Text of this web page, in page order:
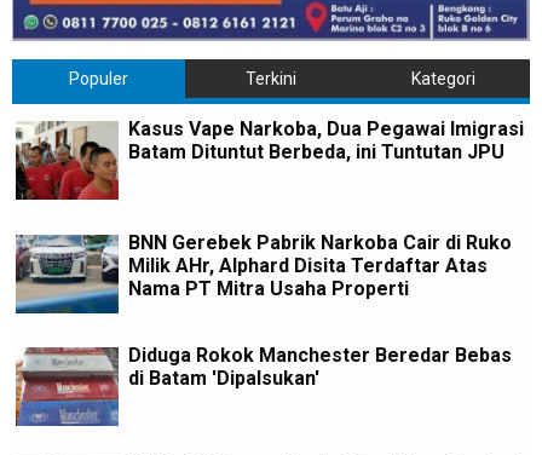
Populer Terkini Kategori
Kasus Vape Narkoba, Dua Pegawai Imigrasi
Batam Dituntut Berbeda, ini Tuntutan JPU
BNN Gerebek Pabrik Narkoba Cair di Ruko
Milik AHr, Alphard Disita Terdaftar Atas
Nama PT Mitra Usaha Properti
Diduga Rokok Manchester Beredar Bebas
di Batam 'Dipalsukan'